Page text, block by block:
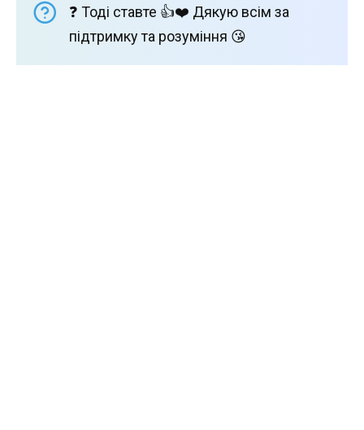
❓ Тоді ставте 👍❤️ Дякую всім за
підтримку та розуміння 😘